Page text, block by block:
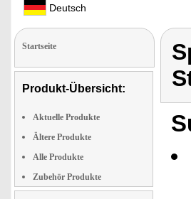
Deutsch
Startseite
Produkt-Übersicht:
Aktuelle Produkte
Ältere Produkte
Alle Produkte
Zubehör Produkte